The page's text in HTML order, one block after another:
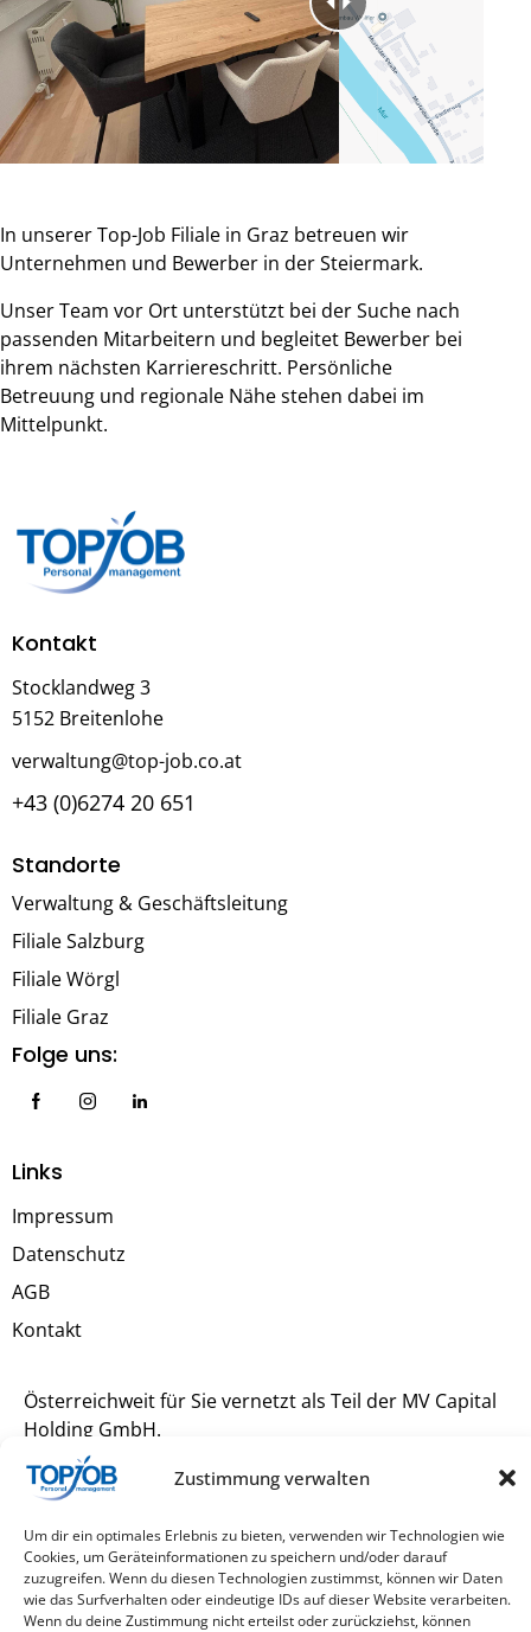
Zustimmung verwalten
Um dir ein optimales Erlebnis zu bieten, verwenden wir Technologien wie
Cookies, um Geräteinformationen zu speichern und/oder darauf
zuzugreifen. Wenn du diesen Technologien zustimmst, können wir Daten
wie das Surfverhalten oder eindeutige IDs auf dieser Website verarbeiten.
Wenn du deine Zustimmung nicht erteilst oder zurückziehst, können
In unserer Top-Job Filiale in Graz betreuen wir
Unternehmen und Bewerber in der Steiermark.
Unser Team vor Ort unterstützt bei der Suche nach
passenden Mitarbeitern und begleitet Bewerber bei
ihrem nächsten Karriereschritt. Persönliche
Betreuung und regionale Nähe stehen dabei im
Mittelpunkt.
Kontakt
Stocklandweg 3
5152 Breitenlohe
verwaltung@top-job.co.at
+43 (0)6274 20 651
Standorte
Verwaltung & Geschäftsleitung
Filiale Salzburg
Filiale Wörgl
Filiale Graz
Folge uns:
Links
Impressum
Datenschutz
AGB
Kontakt
Österreichweit für Sie vernetzt als Teil der MV Capital
Holding GmbH.